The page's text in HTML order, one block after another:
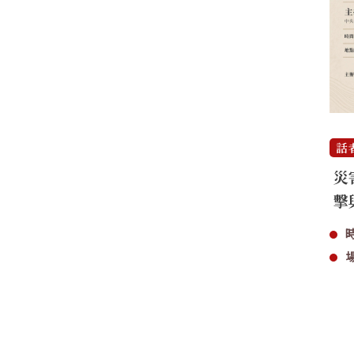
話
災
擊